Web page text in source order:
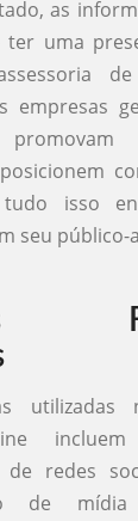
as
ter uma
empresas
isso
seu público-
utilizadas
de redes
de